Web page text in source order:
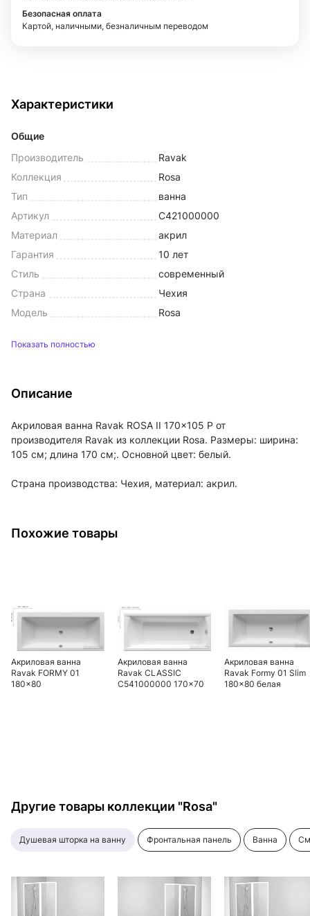
Безопасная оплата
Картой, наличными, безналичным переводом
Характеристики
Общие
Производитель
Ravak
Коллекция
Rosa
Тип
ванна
Артикул
C421000000
Материал
акрил
Гарантия
10 лет
Стиль
современный
Страна
Чехия
Модель
Rosa
Показать полностью
Описание
Акриловая ванна Ravak ROSA II 170x105 P от
производителя Ravak из коллекции Rosa. Размеры: ширина:
105 см; длина 170 см;. Основной цвет: белый.
Страна производства: Чехия, материал: акрил.
Похожие товары
Акриловая ванна
Ravak FORMY 01
180x80
Акриловая ванна
Ravak CLASSIC
C541000000 170x70
Акриловая ванна
Ravak Formy 01 Slim
180x80 белая
Другие товары коллекции "Rosa"
душевая шторка на ванну фронтальная панель ванна